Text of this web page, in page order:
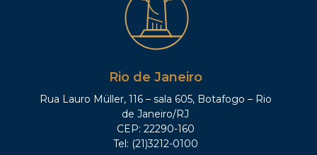
Rio de Janeiro
Rua Lauro Müller, 116 – sala 605, Botafogo – Rio
de Janeiro/RJ
CEP: 22290-160
Tel: (21)3212-0100